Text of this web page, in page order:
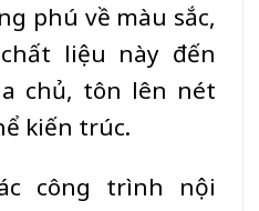
phú về màu sắc,
liệu này đến
chủ, tôn lên nét
kiến trúc.
công trình nội